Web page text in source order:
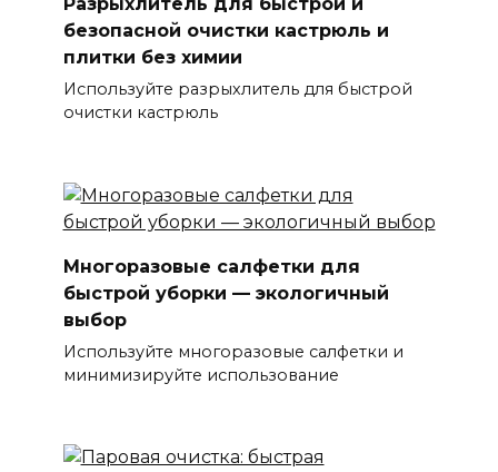
безопасной очистки кастрюль и
плитки без химии
Используйте разрыхлитель для быстрой
очистки кастрюль
Многоразовые салфетки для
быстрой уборки — экологичный
выбор
Используйте многоразовые салфетки и
минимизируйте использование